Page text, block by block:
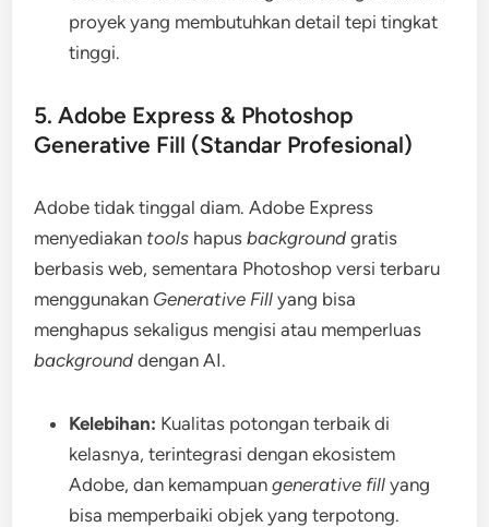
proyek yang membutuhkan detail tepi tingkat
tinggi.
5. Adobe Express & Photoshop
Generative Fill (Standar Profesional)
Adobe tidak tinggal diam. Adobe Express
menyediakan tools hapusbackground gratis
berbasis web, sementara Photoshop versi terbaru
menggunakan Generative Fill yang bisa
menghapus sekaligus mengisi atau memperluas
background dengan AI.
Kelebihan: Kualitas potongan terbaik di
kelasnya, terintegrasi dengan ekosistem
Adobe, dan kemampuangenerative fill yang
bisa memperbaiki objek yang terpotong.